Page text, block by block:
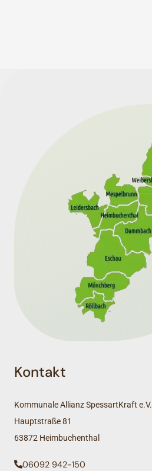
Kontakt
Kommunale Allianz SpessartKraft e.V.
Hauptstraße 81
63872 Heimbuchenthal
06092 942-150